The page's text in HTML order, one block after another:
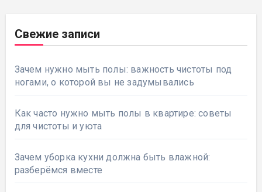
Свежие записи
Зачем нужно мыть полы: важность чистоты под
ногами, о которой вы не задумывались
Как часто нужно мыть полы в квартире: советы
для чистоты и уюта
Зачем уборка кухни должна быть влажной:
разберёмся вместе